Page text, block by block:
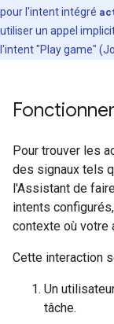
pour l'intent intégré
utiliser un appel
l'intent "Play game"
Pour trouver les
des signaux tels
l'Assistant de
intents
contexte où votre
Cette interaction
Un
tâche.